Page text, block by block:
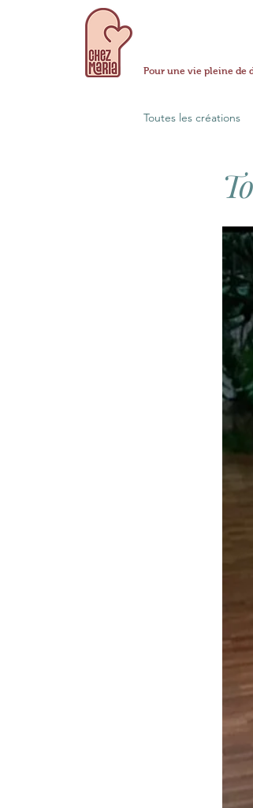
Pour une vie pleine de
Toutes les créations